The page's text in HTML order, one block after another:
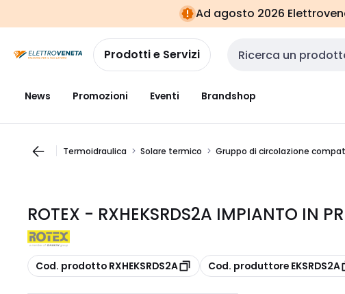
navigazionealla
pagina
Ad agosto 2026
Prodotti e Servizi Cerca input
News Promozioni Eventi Brandshop
Termoidraulica Solare termico Gruppo di circolazione
ROTEX - RXHEKSRDS2A IMPIANTO IN
copia
Cod. prodotto RXHEKSRDS2A copia
Cod. produttore EKSRDS2A